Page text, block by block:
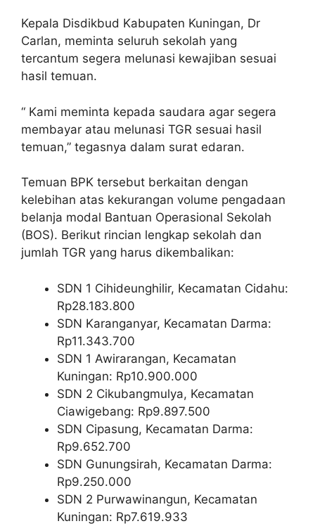
Kepala Disdikbud Kabupaten Kuningan, Dr
Carlan, meminta seluruh sekolah yang
tercantum segera melunasi kewajiban sesuai
hasil temuan.
“ Kami meminta kepada saudara agar segera
membayar atau melunasi TGR sesuai hasil
temuan,” tegasnya dalam surat edaran.
Temuan BPK tersebut berkaitan dengan
kelebihan atas kekurangan volume pengadaan
belanja modal Bantuan Operasional Sekolah
(BOS). Berikut rincian lengkap sekolah dan
jumlah TGR yang harus dikembalikan:
SDN 1 Cihideunghilir, Kecamatan Cidahu:
Rp28.183.800
SDN Karanganyar, Kecamatan Darma:
Rp11.343.700
SDN 1 Awirarangan, Kecamatan
Kuningan: Rp10.900.000
SDN 2 Cikubangmulya, Kecamatan
Ciawigebang: Rp9.897.500
SDN Cipasung, Kecamatan Darma:
Rp9.652.700
SDN Gunungsirah, Kecamatan Darma:
Rp9.250.000
SDN 2 Purwawinangun, Kecamatan
Kuningan: Rp7.619.933